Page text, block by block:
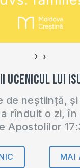
‹ ›
ucenicul lui
de neștiință,
rînduit o zi,
Apostolilor
MAI